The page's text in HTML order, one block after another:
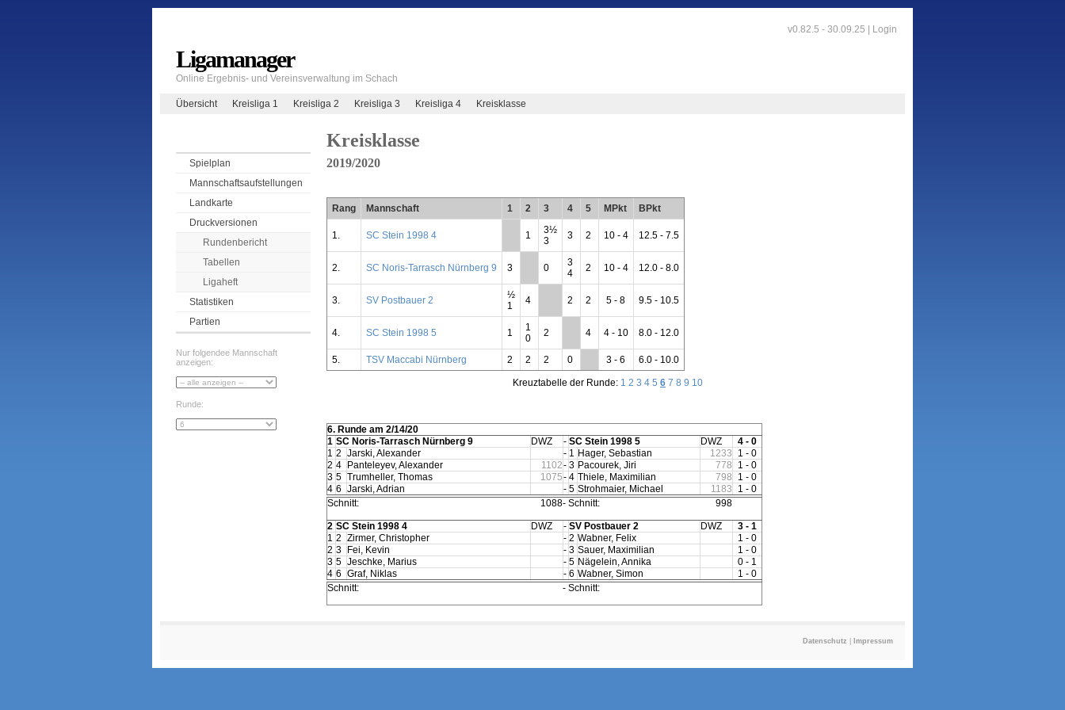
v0.82.5 - 30.09.25 | Login
Ligamanager
Online Ergebnis- und Vereinsverwaltung im Schach
Übersicht Kreisliga 1 Kreisliga 2 Kreisliga 3 Kreisliga 4 Kreisklasse
Spielplan
Mannschaftsaufstellungen
Landkarte
Druckversionen
Rundenbericht
Tabellen
Ligaheft
Statistiken
Partien
Nur folgendee Mannschaft
anzeigen:
Runde:
Kreisklasse
2019/2020
Rang Mannschaft 1 2 3 4 5 MPkt BPkt
1. SC Stein 1998 4 1
3½
3
3 2 10 - 4 12.5 - 7.5
2. SC Noris-Tarrasch Nürnberg 9 3 0
3
4
2 10 - 4 12.0 - 8.0
3. SV Postbauer 2
½
1
4 2 2 5 - 8 9.5 - 10.5
4. SC Stein 1998 5 1
1
0
2 4 4 - 10 8.0 - 12.0
5. TSV Maccabi Nürnberg 2 2 2 0 3 - 6 6.0 - 10.0
Kreuztabelle der Runde: 1 2 3 4 5 6 7 8 9 10
6. Runde am 2/14/20
1 SC Noris-Tarrasch Nürnberg 9 DWZ - SC Stein 1998 5 DWZ
4 - 0
1 2 Jarski, Alexander - 1 Hager, Sebastian 1233
1 - 0
2 4 Panteleyev, Alexander 1102- 3 Pacourek, Jiri 778
1 - 0
3 5 Trumheller, Thomas 1075- 4 Thiele, Maximilian 798
1 - 0
4 6 Jarski, Adrian - 5 Strohmaier, Michael 1183
1 - 0
Schnitt:
1088- Schnitt: 998
2 SC Stein 1998 4 DWZ - SV Postbauer 2 DWZ
3 - 1
1 2 Zirmer, Christopher - 2 Wabner, Felix
1 - 0
2 3 Fei, Kevin - 3 Sauer, Maximilian
1 - 0
3 5 Jeschke, Marius - 5 Nägelein, Annika
0 - 1
4 6 Graf, Niklas - 6 Wabner, Simon
1 - 0
Schnitt:
- Schnitt:
Datenschutz Impressum